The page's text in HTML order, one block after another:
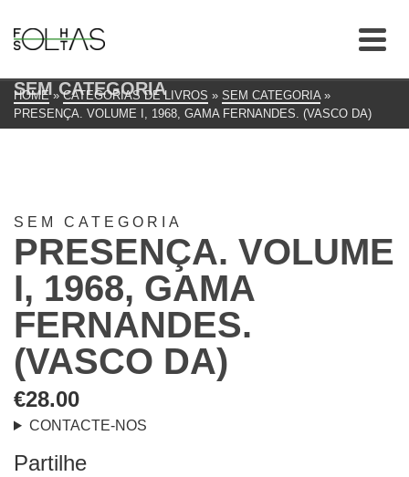
SEM CATEGORIA
HOME » CATEGORIAS DE LIVROS » SEM CATEGORIA »
PRESENÇA. VOLUME I, 1968, GAMA FERNANDES. (VASCO DA)
SEM CATEGORIA
PRESENÇA. VOLUME
I, 1968, GAMA
FERNANDES.
(VASCO DA)
€28.00
CONTACTE-NOS
Partilhe